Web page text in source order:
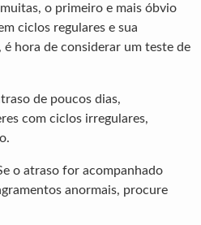
o primeiro e mais óbvio
ciclos regulares e sua
é hora de considerar um teste de
de poucos dias,
com ciclos irregulares,
o atraso for acompanhado
anormais, procure